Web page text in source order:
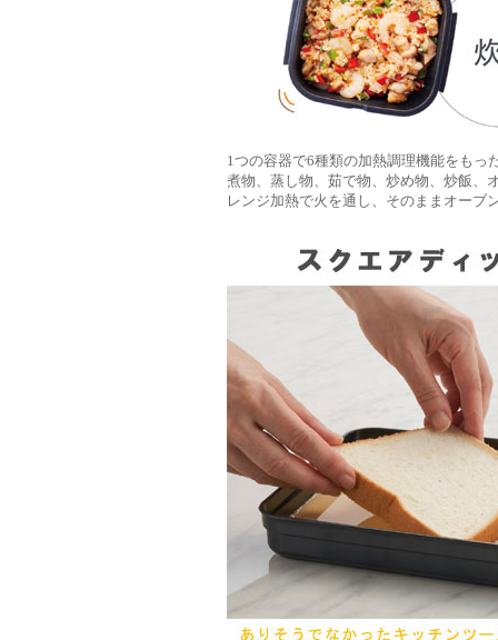
1つの容器で6種類の加熱調理機能をもっ
煮物、蒸し物、茹で物、炒め物、炒飯、
レンジ加熱で火を通し、そのままオーブ